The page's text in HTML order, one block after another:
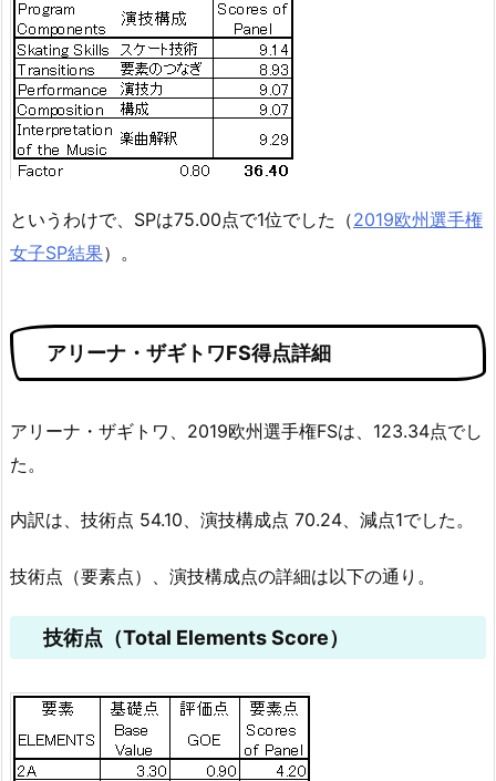
というわけで、SPは75.00点で1位でした（2019欧州選手権
女子SP結果）。
アリーナ・ザギトワFS得点詳細
アリーナ・ザギトワ、2019欧州選手権FSは、123.34点でし
た。
内訳は、技術点 54.10、演技構成点 70.24、減点1でした。
技術点（要素点）、演技構成点の詳細は以下の通り。
技術点（Total Elements Score）